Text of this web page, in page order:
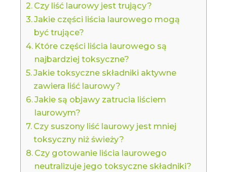
Czy liść laurowy jest trujący?
Jakie części liścia laurowego mogą
być trujące?
Które części liścia laurowego są
najbardziej toksyczne?
Jakie toksyczne składniki aktywne
zawiera liść laurowy?
Jakie są objawy zatrucia liściem
laurowym?
Czy suszony liść laurowy jest mniej
toksyczny niż świeży?
Czy gotowanie liścia laurowego
neutralizuje jego toksyczne składniki?